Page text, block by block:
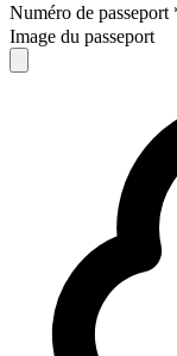
Numéro de passeport
Image du passeport